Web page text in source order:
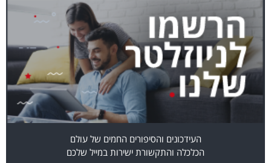
העידכונים והסיפורים החמים של עולם
הכלכלה והתקשורת ישירות במייל שלכם